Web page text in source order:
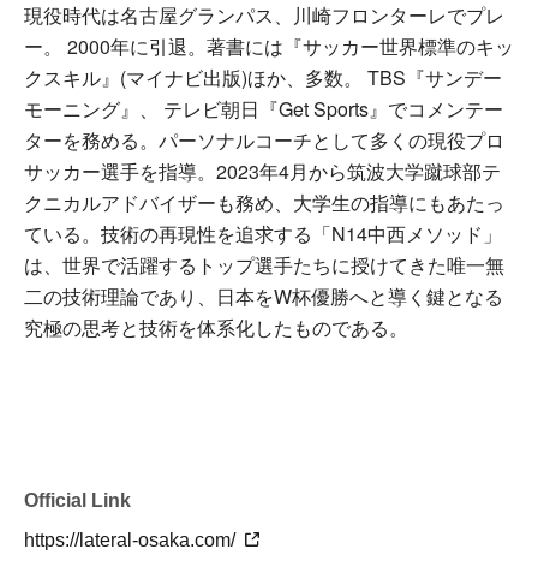
現役時代は名古屋グランパス、川崎フロンターレでプレ
ー。 2000年に引退。著書には『サッカー世界標準のキッ
クスキル』(マイナビ出版)ほか、多数。 TBS『サンデー
モーニング』、 テレビ朝日『Get Sports』でコメンテー
ターを務める。パーソナルコーチとして多くの現役プロ
サッカー選手を指導。2023年4月から筑波大学蹴球部テ
クニカルアドバイザーも務め、大学生の指導にもあたっ
ている。技術の再現性を追求する「N14中西メソッド」
は、世界で活躍するトップ選手たちに授けてきた唯一無
二の技術理論であり、日本をW杯優勝へと導く鍵となる
究極の思考と技術を体系化したものである。
Official Link
https://lateral-osaka.com/